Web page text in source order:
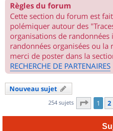
Règles du forum
Cette section du forum est
polémiquer autour des
organisations de
randonnées organisées ou la
merci de poster dans la
RECHERCHE DE PARTENAIRES
Nouveau sujet
254 sujets Page 1
1 2